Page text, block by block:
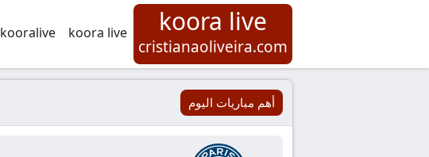
koora live
cristianaoliveira.com
koora live
kooralive
أهم مباريات اليوم